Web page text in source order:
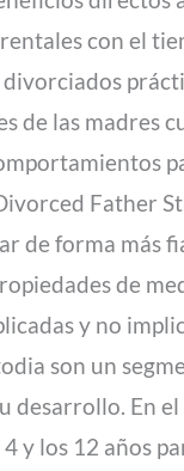
con el
las madres
Father
de forma más
de
y no
son un
desarrollo. En
y los 12 años